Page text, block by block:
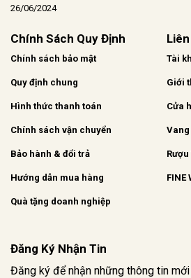
26/06/2024
Chính Sách Quy Định
Chính sách bảo mật
Quy định chung
Hình thức thanh toán
Chính sách vận chuyển
Bảo hành & đổi trả
Hướng dẫn mua hàng
Quà tặng doanh nghiệp
Tài
Giới
Cửa
Vang
FINE
Đăng Ký Nhận Tin
Đăng ký để nhận những thông tin